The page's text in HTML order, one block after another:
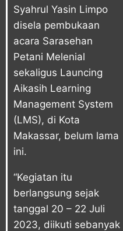
Syahrul Yasin Limpo
disela pembukaan
acara Sarasehan
Petani Melenial
sekaligus Launcing
Aikasih Learning
Management System
(LMS), di Kota
Makassar, belum lama
ini.
“Kegiatan itu
berlangsung sejak
tanggal 20 – 22 Juli
2023, diikuti sebanyak